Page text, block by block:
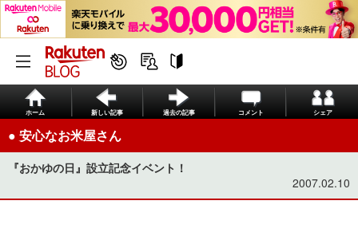
ホーム 新しい記事 過去の記事 コメント シェア
● 安心なお米屋さん
『おかゆの日』設立記念イベント！
2007.02.10